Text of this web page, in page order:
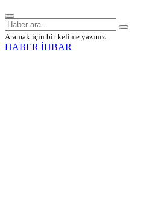
Aramak için bir kelime yazınız.
HABER İHBAR